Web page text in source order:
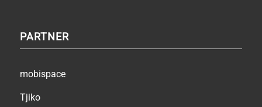
PARTNER
mobispace
Tjiko